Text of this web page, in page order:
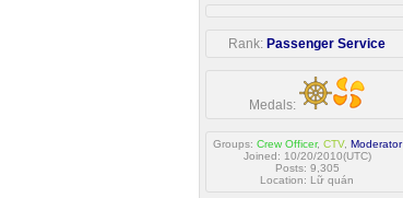
Rank: Passenger Service
Medals:
Groups: Crew Officer, CTV, Moderator
Joined: 10/20/2010(UTC)
Posts: 9,305
Location: Lữ quán